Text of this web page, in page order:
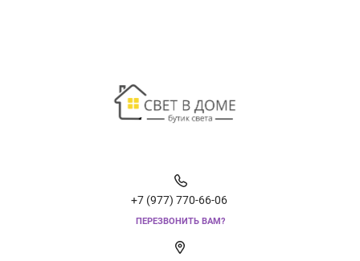
+7 (977) 770-66-06
ПЕРЕЗВОНИТЬ ВАМ?